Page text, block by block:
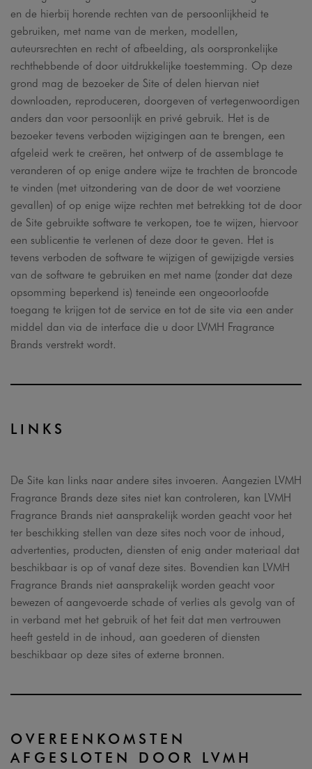
en de hierbij horende rechten van de persoonlijkheid te
gebruiken, met name van de merken, modellen,
auteursrechten en recht of afbeelding, als oorspronkelijke
rechthebbende of door uitdrukkelijke toestemming. Op deze
grond mag de bezoeker de Site of delen hiervan niet
downloaden, reproduceren, doorgeven of vertegenwoordigen
anders dan voor persoonlijk en privé gebruik. Het is de
bezoeker tevens verboden wijzigingen aan te brengen, een
afgeleid werk te creëren, het ontwerp of de assemblage te
veranderen of op enige andere wijze te trachten de broncode
te vinden (met uitzondering van de door de wet voorziene
gevallen) of op enige wijze rechten met betrekking tot de door
de Site gebruikte software te verkopen, toe te wijzen, hiervoor
een sublicentie te verlenen of deze door te geven. Het is
tevens verboden de software te wijzigen of gewijzigde versies
van de software te gebruiken en met name (zonder dat deze
opsomming beperkend is) teneinde een ongeoorloofde
toegang te krijgen tot de service en tot de site via een ander
middel dan via de interface die u door LVMH Fragrance
Brands verstrekt wordt.
LINKS
De Site kan links naar andere sites invoeren. Aangezien LVMH
Fragrance Brands deze sites niet kan controleren, kan LVMH
Fragrance Brands niet aansprakelijk worden geacht voor het
ter beschikking stellen van deze sites noch voor de inhoud,
advertenties, producten, diensten of enig ander materiaal dat
beschikbaar is op of vanaf deze sites. Bovendien kan LVMH
Fragrance Brands niet aansprakelijk worden geacht voor
bewezen of aangevoerde schade of verlies als gevolg van of
in verband met het gebruik of het feit dat men vertrouwen
heeft gesteld in de inhoud, aan goederen of diensten
beschikbaar op deze sites of externe bronnen.
OVEREENKOMSTEN
AFGESLOTEN DOOR LVMH